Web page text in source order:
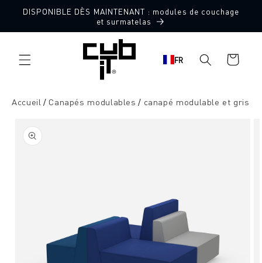
directement
DISPONIBLE DÈS MAINTENANT : modules de couchage
et surmatelas
FR
Panier
d'achat
Accueil Canapés modulables canapé modulable et gris
sur le
produit
Fabriqué en Allemagne 🖤